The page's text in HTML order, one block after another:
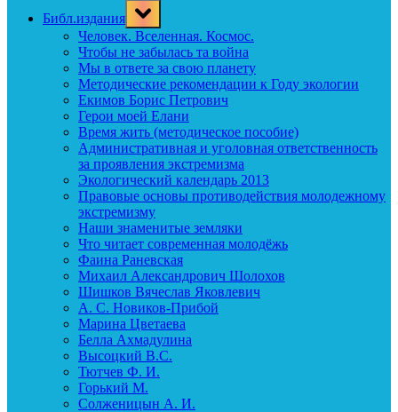
Библ.издания
Toggle
sub-
menu
Человек. Вселенная. Космос.
Чтобы не забылась та война
Мы в ответе за свою планету
Методические рекомендации к Году экологии
Екимов Борис Петрович
Герои моей Елани
Время жить (методическое пособие)
Административная и уголовная ответственность
за проявления экстремизма
Экологический календарь 2013
Правовые основы противодействия молодежному
экстремизму
Наши знаменитые земляки
Что читает современная молодёжь
Фаина Раневская
Михаил Александрович Шолохов
Шишков Вячеслав Яковлевич
А. С. Новиков-Прибой
Марина Цветаева
Белла Ахмадулина
Высоцкий В.С.
Тютчев Ф. И.
Горький М.
Солженицын А. И.